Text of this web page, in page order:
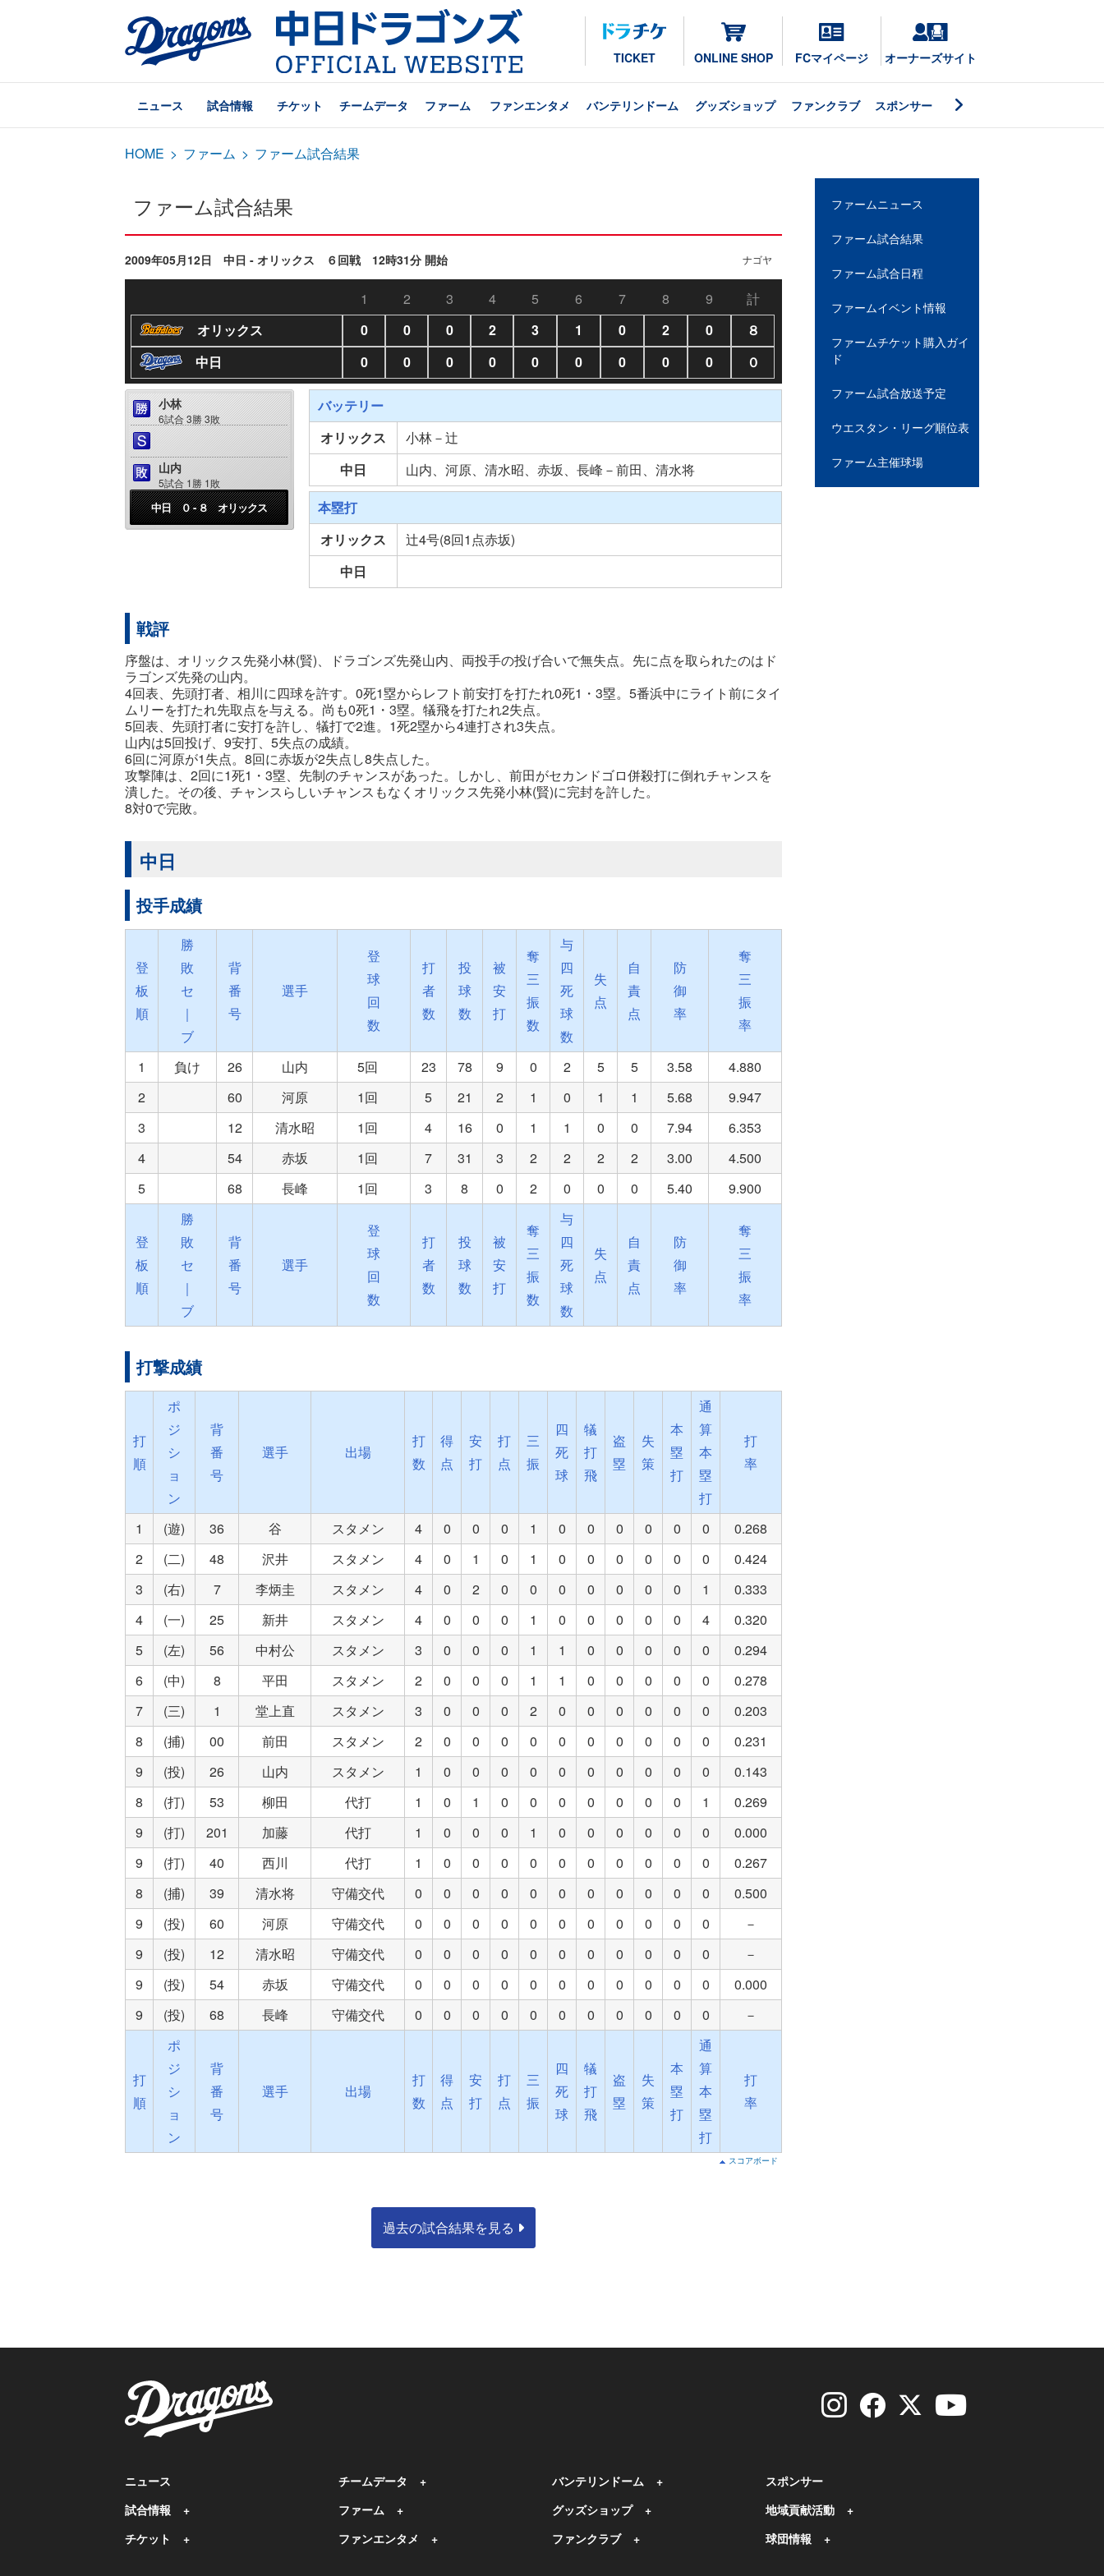
TICKET ONLINE SHOP FCマイページ オーナーズサイト
ニュース 試合情報 チケット チームデータ ファーム ファンエンタメ バンテリンドーム グッズショップ ファンクラブ スポンサー
HOME > ファーム > ファーム試合結果
ファーム試合結果
2009年05月12日 中日 - オリックス ６回戦 12時31分 開始 ナゴヤ
1 2 3 4 5 6 7 8 9
計
オリックス
0 0 0 2 3 1 0 2 0
８
中日
0 0 0 0 0 0 0 0 0 ０
小林
6試合 3勝 3敗
山内
5試合 1勝 1敗
中日 ０ - ８ オリックス
バッテリー
オリックス
小林－辻
中日
山内、河原、清水昭、赤坂、長峰－前田、清水将
本塁打
オリックス
辻4号(8回1点赤坂)
中日
戦評
序盤は、オリックス先発小林(賢)、ドラゴンズ先発山内、両投手の投げ合いで無失点。先に点を取られたのはド
ラゴンズ先発の山内。
4回表、先頭打者、相川に四球を許す。0死1塁からレフト前安打を打たれ0死1・3塁。5番浜中にライト前にタイ
ムリーを打たれ先取点を与える。尚も0死1・3塁。犠飛を打たれ2失点。
5回表、先頭打者に安打を許し、犠打で2進。1死2塁から4連打され3失点。
山内は5回投げ、9安打、5失点の成績。
6回に河原が1失点。8回に赤坂が2失点し8失点した。
攻撃陣は、2回に1死1・3塁、先制のチャンスがあった。しかし、前田がセカンドゴロ併殺打に倒れチャンスを
潰した。その後、チャンスらしいチャンスもなくオリックス先発小林(賢)に完封を許した。
8対0で完敗。
中日
投手成績
登
板
順
勝
敗
セ
｜
ブ
背
番
号
選手
登
球
回
数
打
者
数
投
球
数
被
安
打
奪
三
振
数
与
四
死
球
数
失
点
自
責
点
防
御
率
奪
三
振
率
1 負け 26 山内 5回 23 78 9 0 2 5 5 3.58
4.880
2
60 河原 1回 5 21 2 1 0 1 1 5.68
9.947
3
12 清水昭 1回 4 16 0 1 1 0 0 7.94
6.353
4
54 赤坂 1回 7 31 3 2 2 2 2 3.00
4.500
5
68 長峰 1回 3 8 0 2 0 0 0 5.40 9.900
登
板
順
勝
敗
セ
｜
ブ
背
番
号
選手
登
球
回
数
打
者
数
投
球
数
被
安
打
奪
三
振
数
与
四
死
球
数
失
点
自
責
点
防
御
率
奪
三
振
率
打撃成績
打
順
ポ
ジ
シ
ョ
ン
背
番
号
選手 出場
打
数
得
点
安
打
打
点
三
振
四
死
球
犠
打
飛
盗
塁
失
策
本
塁
打
通
算
本
塁
打
打
率
1 (遊) 36 谷 スタメン 4 0 0 0 1 0 0 0 0 0 0
0.268
2
(二) 48 沢井 スタメン 4 0 1 0 1 0 0 0 0 0 0
0.424
3
(右) 7 李炳圭 スタメン 4 0 2 0 0 0 0 0 0 0 1
0.333
4
(一) 25 新井 スタメン 4 0 0 0 1 0 0 0 0 0 4
0.320
5
(左) 56 中村公 スタメン 3 0 0 0 1 1 0 0 0 0 0
0.294
6
(中) 8 平田 スタメン 2 0 0 0 1 1 0 0 0 0 0
0.278
7
(三) 1 堂上直 スタメン 3 0 0 0 2 0 0 0 0 0 0
0.203
8
(捕) 00 前田 スタメン 2 0 0 0 0 0 0 0 0 0 0
0.231
9
(投) 26 山内 スタメン 1 0 0 0 0 0 0 0 0 0 0
0.143
8
(打) 53 柳田 代打 1 0 1 0 0 0 0 0 0 0 1
0.269
9
(打) 201 加藤 代打 1 0 0 0 1 0 0 0 0 0 0
0.000
9
(打) 40 西川 代打 1 0 0 0 0 0 0 0 0 0 0
0.267
8
(捕) 39 清水将 守備交代 0 0 0 0 0 0 0 0 0 0 0
0.500
9
(投) 60 河原 守備交代 0 0 0 0 0 0 0 0 0 0 0
－
9
(投) 12 清水昭 守備交代 0 0 0 0 0 0 0 0 0 0 0
－
9
(投) 54 赤坂 守備交代 0 0 0 0 0 0 0 0 0 0 0
0.000
9
(投) 68 長峰 守備交代 0 0 0 0 0 0 0 0 0 0 0 －
打
順
ポ
ジ
シ
ョ
ン
背
番
号
選手 出場
打
数
得
点
安
打
打
点
三
振
四
死
球
犠
打
飛
盗
塁
失
策
本
塁
打
通
算
本
塁
打
打
率
スコアボード
過去の試合結果を見る
ファームニュース
ファーム試合結果
ファーム試合日程
ファームイベント情報
ファームチケット購入ガイ
ド
ファーム試合放送予定
ウエスタン・リーグ順位表
ファーム主催球場
ニュース
試合情報
チケット
チームデータ
ファーム
ファンエンタメ
バンテリンドーム
グッズショップ
ファンクラブ
スポンサー
地域貢献活動
球団情報